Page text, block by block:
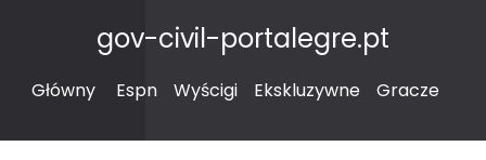
gov-civil-portalegre.pt
Główny Espn Wyścigi Ekskluzywne Gracze